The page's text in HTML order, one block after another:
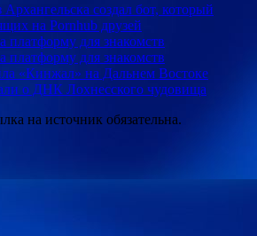
создал бот, который
на Pornhub друзей
платформу для знакомств
платформу для знакомств
«Кинжал» на Дальнем Востоке
о ДНК Лохнесского чудовища
на источник обязательна.